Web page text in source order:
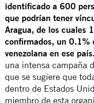
identificado a 600
que podrían tener
Aragua, de los cuales
confirmados, un 0.1%
venezolana en ese país.
una intensa campaña
que se sugiere que
dentro de Estados
miembro de esta